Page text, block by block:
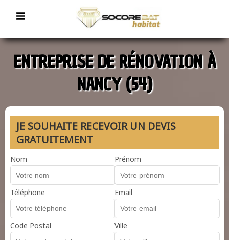
ENTREPRISE DE RÉNOVATION À
NANCY (54)
JE SOUHAITE RECEVOIR UN DEVIS
GRATUITEMENT
Nom Prénom
Téléphone Email
Code Postal Ville